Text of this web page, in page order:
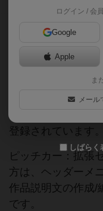
当サイトに掲載さ
の情報は、ボドゲ
ーご本人様・有志
登録されています。
ピッチカー：拡張
方は、ヘッダーメ
作品説明文の作成/
です。
ログイン / 会
Google
Apple
ま
メール
しばら